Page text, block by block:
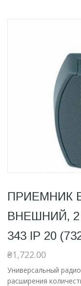
ПРИЕМНИК
ВНЕШНИЙ, 2
343 IP 20
₴1,722.00
Универсальный
расширения